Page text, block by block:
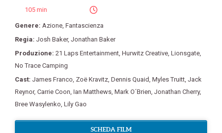
105 min
Genere: Azione Fantascienza
Regia: Josh Baker, Jonathan Baker
Produzione: 21 Laps Entertainment Hurwitz Creative Lionsgate
No Trace Camping
Cast: James Franco Zoë Kravitz Dennis Quaid Myles Truitt Jack
Reynor, Carrie Coon Ian Matthews Mark O´Brien Jonathan Cherry,
Bree Wasylenko Lily Gao
SCHEDA FILM